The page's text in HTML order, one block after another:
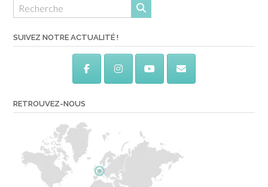
SUIVEZ NOTRE ACTUALITÉ !
RETROUVEZ-NOUS